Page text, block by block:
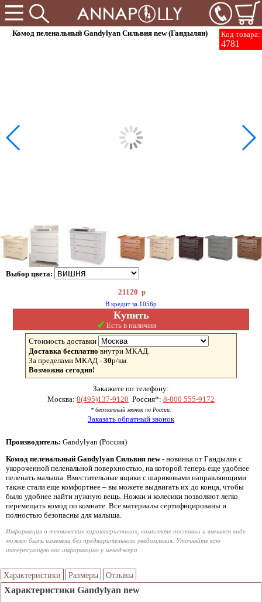
Код товара:
4781
Комод пеленальный Gandylyan Сильвия new (Гандылян)
Выбор цвета:
21120 р
В кредит за 1056р
Купить
✓ Есть в наличии
Стоимость доставки
Доставка бесплатно внутри МКАД.
За пределами МКАД - 30р/км.
Возможна сегодня!
Закажите по телефону:
Москва: 8(495)137-9120 Россия*: 8-800 555-9172
* бесплатный звонок по России.
Заказать обратный звонок
Производитель: Gandylyan (Россия)
Комод пеленальный Gandylyan Сильвия new- новинка от Гандылян с
укороченной пеленальной поверхностью, на которой теперь еще удобнее
пеленать малыша. Вместительные ящики с шариковыми направляющими
также стали еще комфортнее – вы можете выдвигать их до конца, чтобы
было удобнее найти нужную вещь. Ножки и колесики позволяют легко
перемещать комод по комнате. Все материалы сертифицированы и
полностью безопасны для малыша.
Информация о технических характеристиках, комплекте поставки и внешнем виде
может быть изменена без предварительного уведомления. Уточняйте всю
интересующую вас информацию у менеджера.
Характеристики Размеры Отзывы
Характеристики Gandylyan new